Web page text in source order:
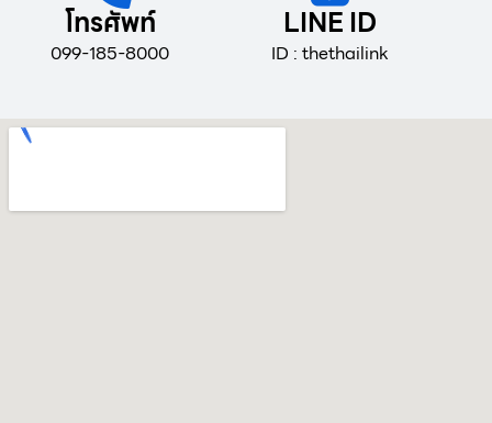
โทรศัพท์
099-185-8000
LINE ID
ID : thethailink